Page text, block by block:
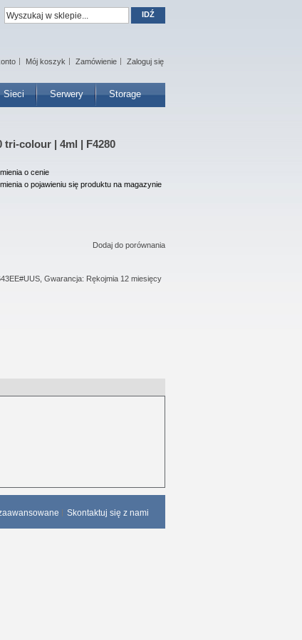
Sieci Serwery Storage
Mój koszyk Zamówienie Zaloguj się
IDŹ
tri-colour | 4ml | F4280
o cenie
o pojawieniu się produktu na magazynie
Dodaj do porównania
Gwarancja: Rękojmia 12 miesięcy
Skontaktuj się z nami